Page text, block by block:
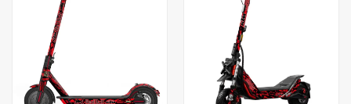
la